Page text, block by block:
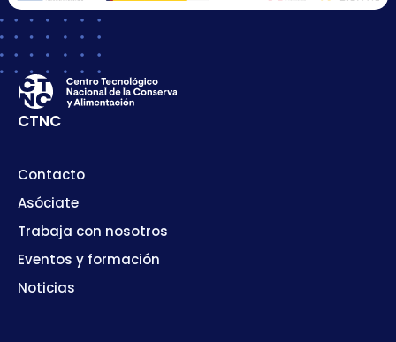
CTNC
Contacto
Asóciate
Trabaja con nosotros
Eventos y formación
Noticias